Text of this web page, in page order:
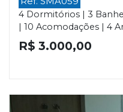
4 Dormitórios | 3
| 10 Acomodações | 4
R$ 3.000,00